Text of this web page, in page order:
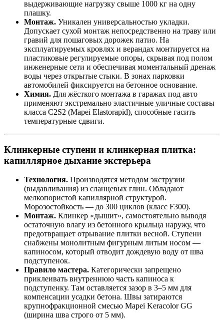
выдерживающие нагрузку свыше 1000 кг на одну
плашку.
Монтаж. Уникален универсальностью укладки.
Допускает сухой монтаж непосредственно на траву или
гравий для пошаговых дорожек патио. На
эксплуатируемых кровлях и верандах монтируется на
пластиковые регулируемые опоры, скрывая под полом
инженерные сети и обеспечивая моментальный дренаж
воды через открытые стыки. В зонах парковки
автомобилей фиксируется на бетонное основание.
Химия. Для жёсткого монтажа в гаражах под авто
применяют экстремально эластичные уличные составы
класса C2S2 (Mapei Elastorapid), способные гасить
температурные сдвиги.
Клинкерные ступени и клинкерная плитка:
капиллярное дыхание экстерьера
Технология. Производятся методом экструзии
(выдавливания) из сланцевых глин. Обладают
мелкопористой капиллярной структурой.
Морозостойкость — до 300 циклов (класс F300).
Монтаж. Клинкер «дышит», самостоятельно выводя
остаточную влагу из бетонного крыльца наружу, что
предотвращает отрывание плитки весной. Ступени
снабжены монолитным фигурным литым носом —
капиносом, который отводит дождевую воду от шва
подступенок.
Правило мастера. Категорически запрещено
приклеивать внутреннюю часть капиноса к
подступенку. Там оставляется зазор в 3–5 мм для
компенсации усадки бетона. Швы затираются
крупнофракционной смесью Mapei Keracolor GG
(ширина шва строго от 5 мм).